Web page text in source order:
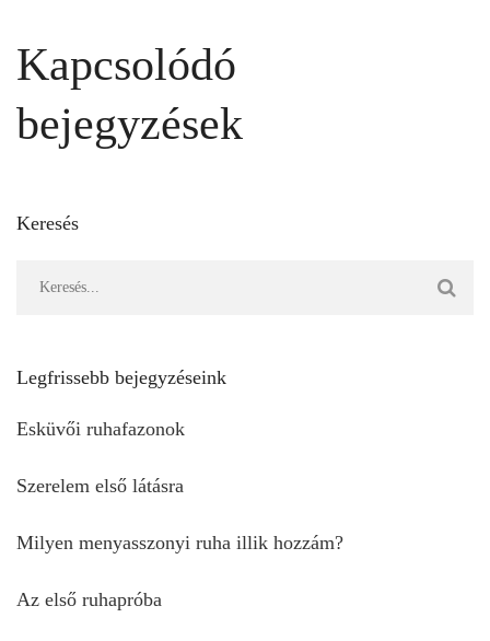
Kapcsolódó
bejegyzések
Keresés
Legfrissebb bejegyzéseink
Esküvői ruhafazonok
Szerelem első látásra
Milyen menyasszonyi ruha illik hozzám?
Az első ruhapróba